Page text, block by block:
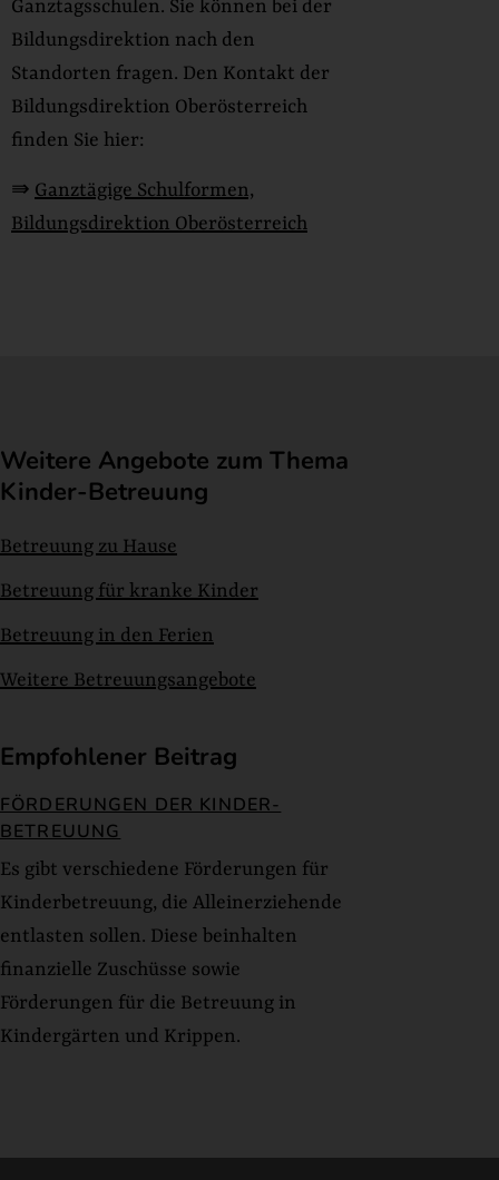
Ganztagsschulen. Sie können bei der
Bildungsdirektion nach den
Standorten fragen. Den Kontakt der
Bildungsdirektion Oberösterreich
finden Sie hier:
⇛ Ganztägige Schulformen,
Bildungsdirektion Oberösterreich
Weitere Angebote zum Thema
Kinder-Betreuung
Betreuung zu Hause
Betreuung für kranke Kinder
Betreuung in den Ferien
Weitere Betreuungsangebote
Empfohlener Beitrag
FÖRDERUNGEN DER KINDER-
BETREUUNG
Es gibt verschiedene Förderungen für
Kinderbetreuung, die Alleinerziehende
entlasten sollen. Diese beinhalten
finanzielle Zuschüsse sowie
Förderungen für die Betreuung in
Kindergärten und Krippen.